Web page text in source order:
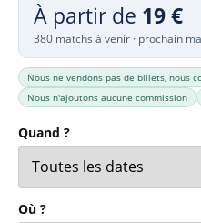
À partir de 19 €
380 matchs à venir · prochain
Nous ne vendons pas de billets, nous
Nous n'ajoutons aucune commission
Quand ?
Où ?